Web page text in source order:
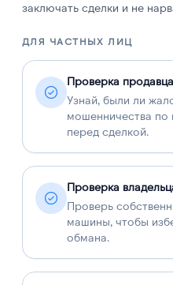
заключать сделки и не
ДЛЯ ЧАСТНЫХ ЛИЦ
Проверка
Узнай, были ли
мошенничества по
перед сделкой.
Проверка
Проверь
машины, чтобы
обмана.